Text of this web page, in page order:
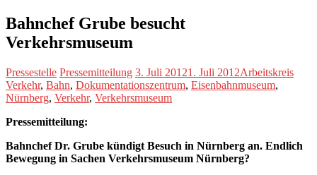
Bahnchef Grube besucht
Verkehrsmuseum
Pressestelle Pressemitteilung 3. Juli 20121. Juli 2012Arbeitskreis
Verkehr, Bahn, Dokumentationszentrum, Eisenbahnmuseum,
Nürnberg, Verkehr, Verkehrsmuseum
Pressemitteilung:
Bahnchef Dr. Grube kündigt Besuch in Nürnberg an. Endlich
Bewegung in Sachen Verkehrsmuseum Nürnberg?